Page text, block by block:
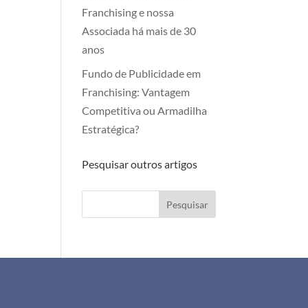
Franchising e nossa
Associada há mais de 30
anos
Fundo de Publicidade em
Franchising: Vantagem
Competitiva ou Armadilha
Estratégica?
Pesquisar outros artigos
Pesquisar